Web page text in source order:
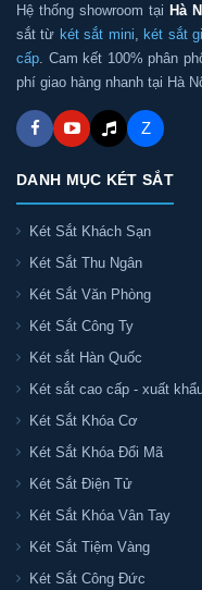
Hệ thống showroom tại Hà
sắt từ két sắt mini ,két sắt
cấp . Cam kết 100% phân
phí giao hàng nhanh tại Hà
Z
DANH MỤC KÉT SẮT
Két Sắt Khách Sạn
Két Sắt Thu Ngân
Két Sắt Văn Phòng
Két Sắt Công Ty
Két sắt Hàn Quốc
Két sắt cao cấp - xuất
Két Sắt Khóa Cơ
Két Sắt Khóa Đổi Mã
Két Sắt Điện Tử
Két Sắt Khóa Vân Tay
Két Sắt Tiệm Vàng
Két Sắt Công Đức